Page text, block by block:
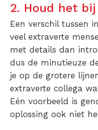
2. Houd het
Een verschil tussen
veel extraverte
met details dan
dus de minutieuze
je op de grotere
extraverte collega
Eén voorbeeld is
oplossing ook niet